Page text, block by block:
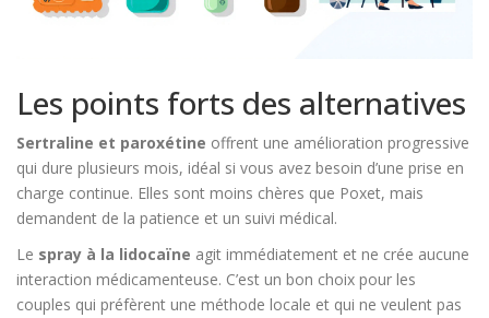
Les points forts des alternatives
Sertraline et paroxétine offrent une amélioration progressive
qui dure plusieurs mois, idéal si vous avez besoin d’une prise en
charge continue. Elles sont moins chères que Poxet, mais
demandent de la patience et un suivi médical.
Le spray à la lidocaïne agit immédiatement et ne crée aucune
interaction médicamenteuse. C’est un bon choix pour les
couples qui préfèrent une méthode locale et qui ne veulent pas